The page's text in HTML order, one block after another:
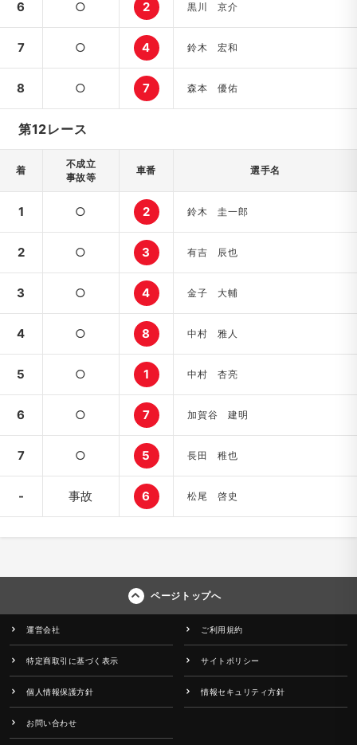
6 ○ 2 黒川 京介
7 ○ 4 鈴木 宏和
8 ○ 7 森本 優佑
第12レース
着
不成立
事故等
車番 選手名
1 ○ 2 鈴木 圭一郎
2 ○ 3 有吉 辰也
3 ○ 4 金子 大輔
4 ○ 8 中村 雅人
5 ○ 1 中村 杏亮
6 ○ 7 加賀谷 建明
7 ○ 5 長田 稚也
- 事故 6 松尾 啓史
ページトップへ
運営会社 ご利用規約
特定商取引に基づく表示 サイトポリシー
個人情報保護方針 情報セキュリティ方針
お問い合わせ